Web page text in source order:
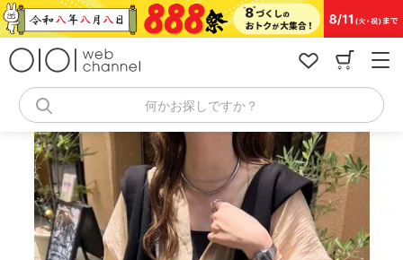
コ
ン
何かお探しですか？